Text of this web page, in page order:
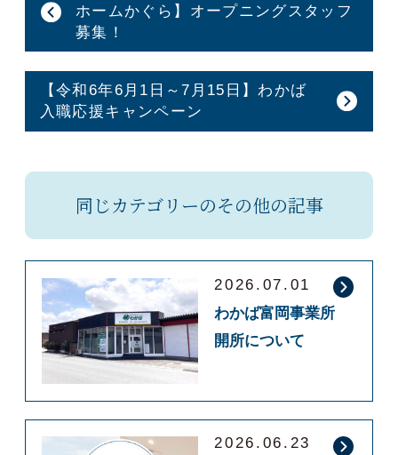
ホームかぐら】オープニングスタッフ
募集！
【令和6年6月1日～7月15日】わかば
入職応援キャンペーン
同じカテゴリーのその他の記事
2026.07.01
わかば富岡事業所
開所について
2026.06.23